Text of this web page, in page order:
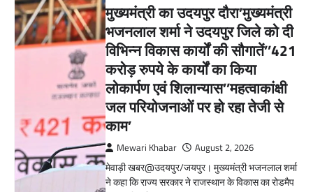
मुख्यमंत्री का उदयपुर दौरा’मुख्यमंत्री
भजनलाल शर्मा ने उदयपुर जिले को दी
विभिन्न विकास कार्यों की सौगातें’’421
करोड़ रुपये के कार्यों का किया
लोकार्पण एवं शिलान्यास’’महत्वाकांक्षी
जल परियोजनाओं पर हो रहा तेजी से
काम’
Mewari Khabar August 2, 2026
मेवाड़ी खबर@उदयपुर/जयपुर। मुख्यमंत्री भजनलाल शर्मा
ने कहा कि राज्य सरकार ने राजस्थान के विकास का रोडमैप